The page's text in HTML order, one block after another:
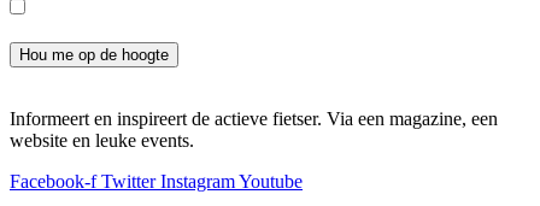
Hou me op de hoogte
Informeert en inspireert de actieve fietser. Via een magazine, een
website en leuke events.
Facebook-f Twitter InstagramYoutube